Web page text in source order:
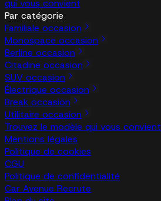
qui vous convient
Par catégorie
Familiale occasion
Monospace occasion
Berline occasion
Citadine occasion
SUV occasion
Électrique occasion
Break occasion
Utilitaire occasion
Trouvez le modèle qui vous convient
Mentions légales
Politique de cookies
CGU
Politique de confidentialité
Car Avenue Recrute